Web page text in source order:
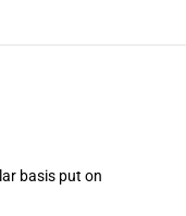
basis put on